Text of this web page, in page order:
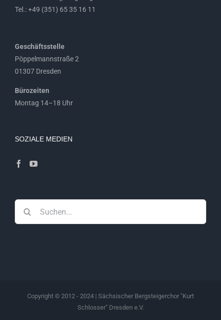
Tel.: +49 (351) 65 35 16 11
Geschäftsstelle
Pöppelmannstraße 2
01307 Dresden
Bürozeiten
Montag 14–18 Uhr
SOZIALE MEDIEN
nach:
Copyright © 2012 - 2024 | Sächsischer Bergsteigerchor "Kurt
Schlosser" Dresden e.V.